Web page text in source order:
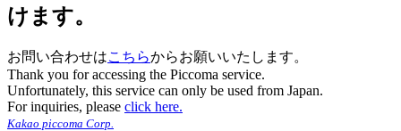
けます。
お問い合わせはこちらからお願いいたします。
Thank you for accessing the Piccoma service.
Unfortunately, this service can only be used from Japan.
For inquiries, please click here.
Kakao piccoma Corp.